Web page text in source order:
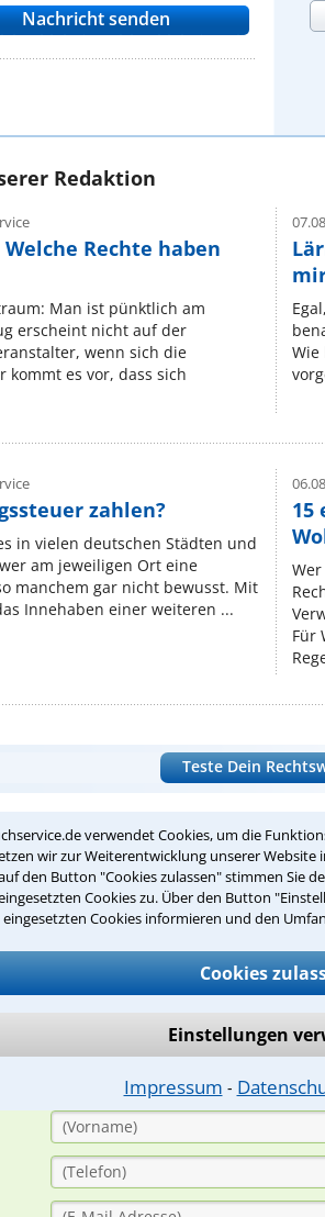
verwendet Cookies, um die
wir zur Weiterentwicklung unserer Website
den Button "Cookies zulassen" stimmen Sie
Cookies zu. Über den Button
eingesetzten Cookies informieren und den
Cookies
Einstellungen
Impressum ⁃
Redaktion
Rechte haben
Man ist pünktlich am
erscheint nicht auf der
wenn sich die
kommt es vor, dass sich
Wie
zahlen?
in vielen deutschen Städten und
am jeweiligen Ort eine
manchem gar nicht bewusst. Mit
Innehaben einer weiteren ...
15
Für
Teste Dein
Anschließend werden sich
durch einen Anwalt ist für Sie